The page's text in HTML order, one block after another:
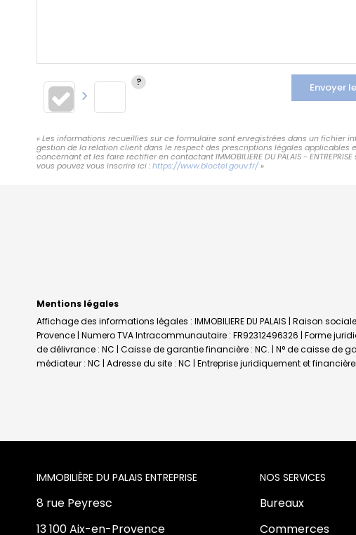
Envoyer
« Les informations recueillies sur ce formulaire sont enregistrées dans un fichier
gestion de la relation client dans le respect des prescriptions légales applicables
concernant et les faire rectifier en contactant IMMOBILIERE DU PALAIS -
vous pouvez vous inscrire ici : https://www.bloctel.gouv.fr/»
Mentions légales
Affichage des informations légales : IMMOBILIERE DU PALAIS | Raison
Provence | Numero TVA Intracommunautaire : FR92312496326 | Forme
de délivrance : NC | Caisse de garantie financière : NC. | N° de caisse de
médiateur : NC | Adresse du site : NC | Entreprise juridiquement et
L'AGENCE
8 rue Peyresc
13 100 Aix-en-Provence
NOS SERVICES
Bureaux
Commerces